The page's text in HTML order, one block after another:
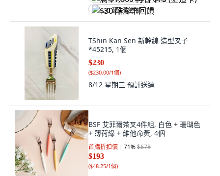
$30 酷澎幣回饋
TShin Kan Sen 新幹線 造型叉子
*45215, 1個
$230
($230.00/1個)
8/12 星期三 預計送達
BSF 艾菲爾茶叉4件組, 白色 + 珊瑚色
+ 薄荷綠 + 維他命黃, 4個
首購折扣價 71%$678
$193
($48.25/1個)